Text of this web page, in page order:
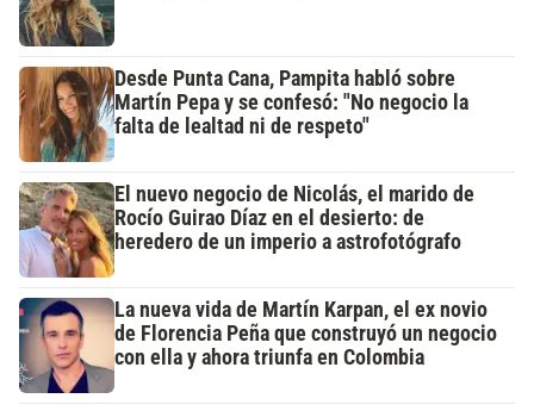
Desde Punta Cana, Pampita habló sobre
Martín Pepa y se confesó: "No negocio la
falta de lealtad ni de respeto"
El nuevo negocio de Nicolás, el marido de
Rocío Guirao Díaz en el desierto: de
heredero de un imperio a astrofotógrafo
La nueva vida de Martín Karpan, el ex novio
de Florencia Peña que construyó un negocio
con ella y ahora triunfa en Colombia